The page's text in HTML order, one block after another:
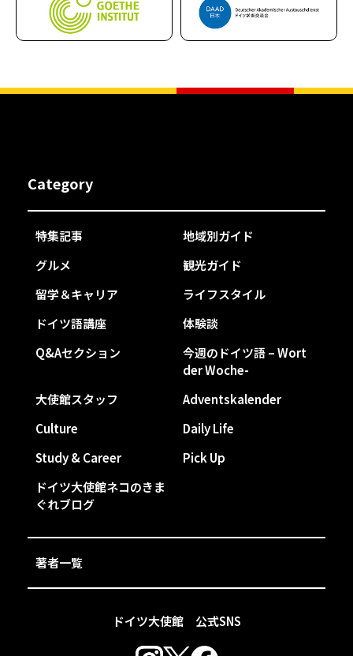
ドイツ大使館 公式SNS
Category
特集記事
地域別ガイド
グルメ
観光ガイド
留学＆キャリア
ライフスタイル
ドイツ語講座
体験談
Q&Aセクション
今週のドイツ語 – Wort
der Woche-
大使館スタッフ
Adventskalender
Culture
Daily Life
Study & Career
Pick Up
ドイツ大使館ネコのきま
ぐれブログ
著者一覧